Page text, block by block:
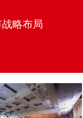
略布局